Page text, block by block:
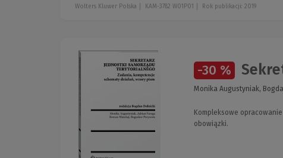
Wolters Kluwer Polska KAM-3782 W01P01 Rok publikacji: 2019
-30 %
Monika Augustyniak,
Kompleksowe
obowiązki.